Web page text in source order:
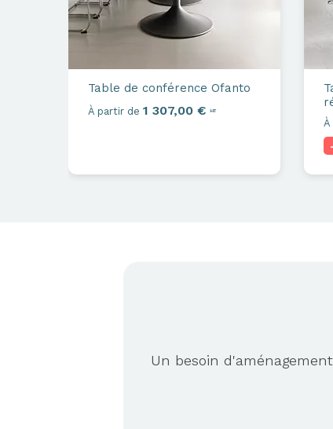
Table de conférence Ofanto
À partir de 1 307,00 € HT
Un besoin